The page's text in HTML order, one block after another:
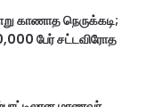
காணாத நெருக்கடி;
பேர் சட்டவிரோத